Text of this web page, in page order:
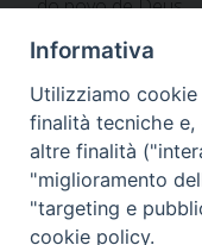
do povo de Deus.
Nosso abraço e
Irmãs da
«Imelda Veloteri
Informativa
Utilizziamo
finalità tecniche
altre finalità
"miglioramento
"targeting e
cookie policy.